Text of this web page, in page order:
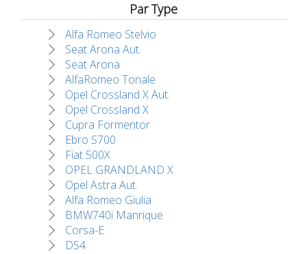
Par Type
Alfa Romeo Stelvio
Seat Arona Aut.
Seat Arona
AlfaRomeo Tonale
Opel Crossland X Aut.
Opel Crossland X
Cupra Formentor
Ebro S700
Fiat 500X
OPEL GRANDLAND X
Opel Astra Aut.
Alfa Romeo Giulia
BMW740i Manrique
Corsa-E
DS4